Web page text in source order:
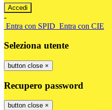
-
Entra con SPID Entra con CIE
Seleziona utente
button close ×
Recupero password
button close ×